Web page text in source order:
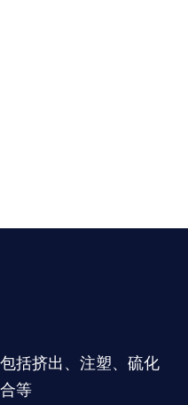
括挤出、注塑、硫化
等